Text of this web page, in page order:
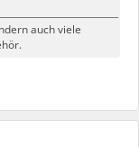
auch viele